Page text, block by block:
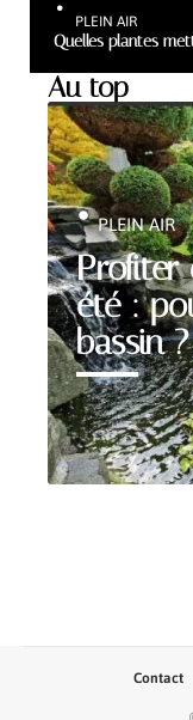
PLEIN AIR
Quelles plantes
Au top
Profiter
été :
bassin ?
PLEIN AIR
Contact